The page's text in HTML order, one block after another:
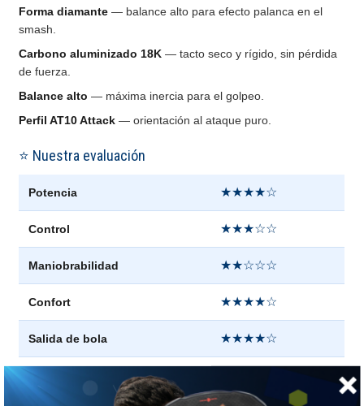
Forma diamante — balance alto para efecto palanca en el
smash.
Carbono aluminizado 18K — tacto seco y rígido, sin pérdida
de fuerza.
Balance alto — máxima inercia para el golpeo.
Perfil AT10 Attack — orientación al ataque puro.
⭐ Nuestra evaluación
Potencia ★★★★☆
Control ★★★☆☆
Maniobrabilidad ★★☆☆☆
Confort ★★★★☆
Salida de bola ★★★★☆